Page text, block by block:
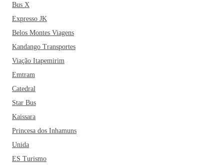
Bus X
Expresso JK
Belos Montes Viagens
Kandango Transportes
Viação Itapemirim
Emtram
Catedral
Star Bus
Kaissara
Princesa dos Inhamuns
Unida
ES Turismo